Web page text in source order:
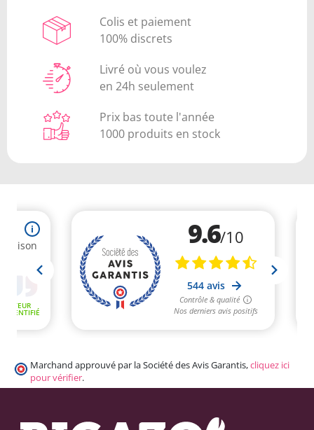
Colis et paiement
100% discrets
Livré où vous voulez
en 24h seulement
Prix bas toute l'année
1000 produits en stock
Marchand approuvé par la Société des Avis Garantis,cliquez ici
pour vérifier.